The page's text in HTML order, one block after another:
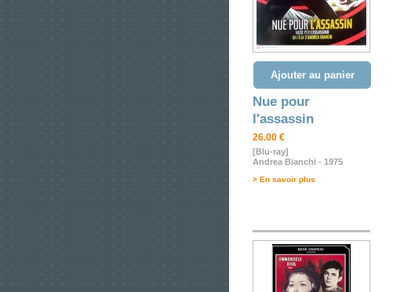
Ajouter au panier
Nue pour
l'assassin
26.00 €
[Blu-ray]
Andrea Bianchi - 1975
> En savoir plus